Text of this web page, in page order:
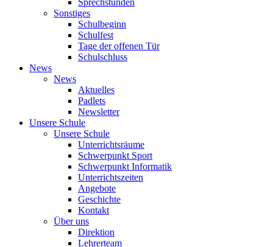
Sprechstunden
Sonstiges
Schulbeginn
Schulfest
Tage der offenen Tür
Schulschluss
News
News
Aktuelles
Padlets
Newsletter
Unsere Schule
Unsere Schule
Unterrichtsräume
Schwerpunkt Sport
Schwerpunkt Informatik
Unterrichtszeiten
Angebote
Geschichte
Kontakt
Über uns
Direktion
Lehrerteam